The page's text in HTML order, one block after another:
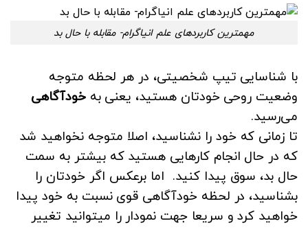
مهمترین کاربردهای علم انیاگرام- مقابله با حال بد
با شناسایی تیپ شخصیتی، در هر لحظه متوجه
وضعیت روحی خودتان هستید، یعنی بهخودآگاهی
می‌رسید.
تا زمانی که خود را نشناسید، اصلا متوجه نخواهید شد
که در حال انجام کارهایی هستید که بیشتر به سمت
حال بد، سوق پیدا کنید. اما برعکس اگر خودتان را
بشناسید، در لحظه خودآگاهی قوی نسبت به خود پیدا
خواهید کرد و سریعا جهت نمودار را میتوانید تغییر